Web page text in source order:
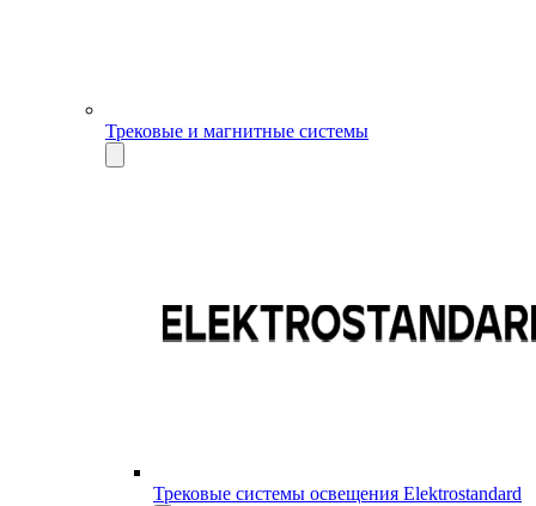
Трековые и магнитные системы
Трековые системы освещения Elektrostandard